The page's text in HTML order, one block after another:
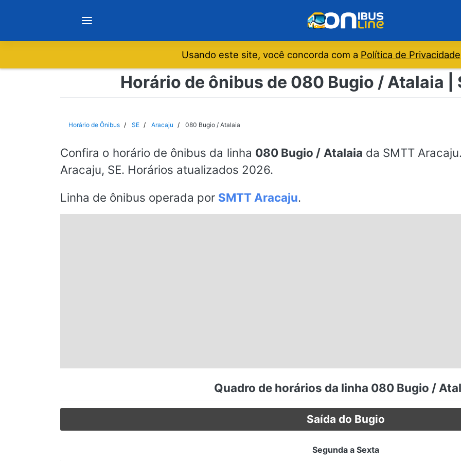
Notícias
São Paulo
Rio de Janeiro
Nordeste
Usando este site, você concorda com a Política de Privacidade
Horário de ônibus de 080 Bugio / Atalaia |
Horário de Ônibus SE Aracaju 080 Bugio / Atalaia
Confira o horário de ônibus da linha 080 Bugio / Atalaia da SMTT
Aracaju, SE. Horários atualizados 2026.
Linha de ônibus operada por SMTT Aracaju.
Quadro de horários da linha 080 Bugio /
Saída do Bugio
Segunda a Sexta